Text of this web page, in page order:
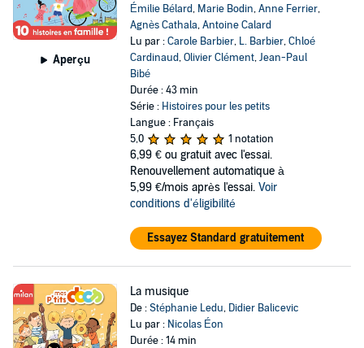
Aperçu
Émilie Bélard, Marie Bodin,Anne Ferrier,
Agnès Cathala,Antoine Calard
Lu par :Carole Barbier, L. Barbier,Chloé
Cardinaud,Olivier Clément,Jean-Paul
Bibé
Durée : 43 min
Série : Histoires pour les petits
Langue : Français
5,0
1 notation
6,99 € ou gratuit avec l'essai.
Renouvellement automatique à
5,99 €/mois après l'essai. Voir
conditions d'éligibilité
Essayez Standard gratuitement
La musique
De :Stéphanie Ledu, Didier Balicevic
Lu par : Nicolas Éon
Durée : 14 min